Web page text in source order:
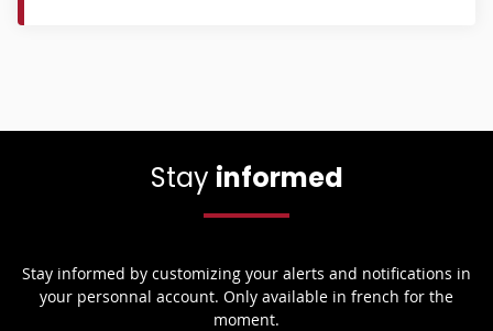
Stay informed
Stay informed by customizing your alerts and notifications in
your personnal account. Only available in french for the
moment.